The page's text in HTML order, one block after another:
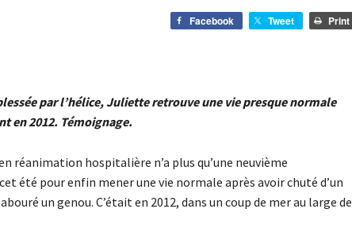
Facebook Tweet Print
par l’hélice, Juliette retrouve une vie presque normale
en 2012. Témoignage.
réanimation hospitalière n’a plus qu’une neuvième
été pour enfin mener une vie normale après avoir chuté d’un
un genou. C’était en 2012, dans un coup de mer au large de